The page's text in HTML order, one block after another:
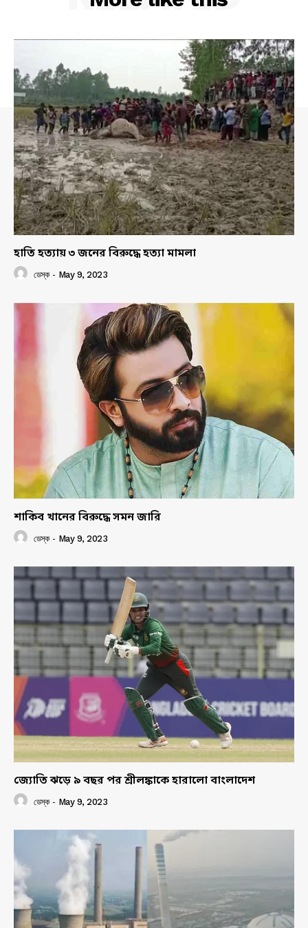
হাতি হত্যায় ৩ জনের বিরুদ্ধে হত্যা মামলা
ডেস্ক - May 9, 2023
শাকিব খানের বিরুদ্ধে সমন জারি
ডেস্ক - May 9, 2023
জ্যোতি ঝড়ে ৯ বছর পর শ্রীলঙ্কাকে হারালো বাংলাদেশ
ডেস্ক - May 9, 2023